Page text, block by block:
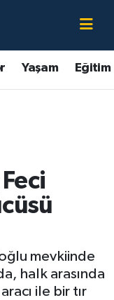
Yaşam Eğitim
mevkiinde
halk arasında
ile bir tır